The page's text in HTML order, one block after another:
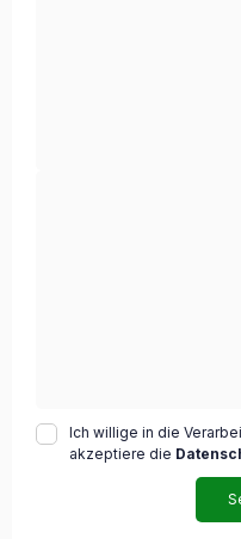
Ich willige in die
akzeptiere die